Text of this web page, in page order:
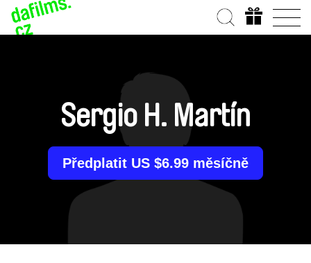
Sergio H. Martín
Předplatit US $6.99 měsíčně